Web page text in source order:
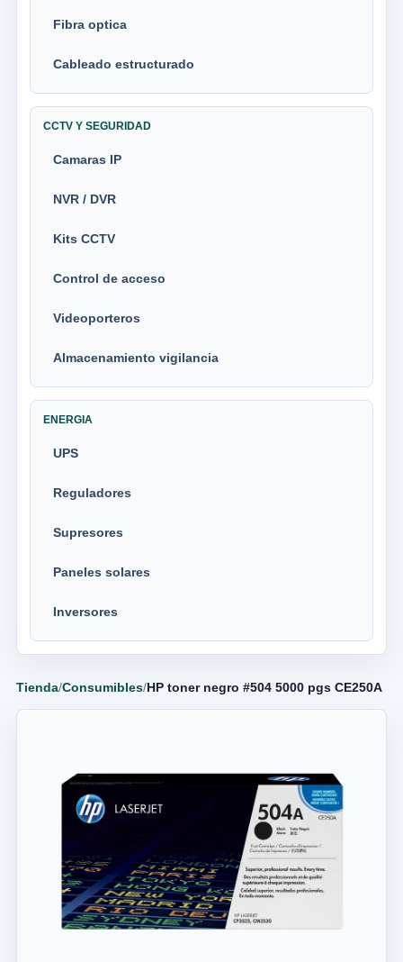
Fibra optica
Cableado estructurado
CCTV Y SEGURIDAD
Camaras IP
NVR / DVR
Kits CCTV
Control de acceso
Videoporteros
Almacenamiento vigilancia
ENERGIA
UPS
Reguladores
Supresores
Paneles solares
Inversores
Tienda/Consumibles/HP toner negro #504 5000 pgs CE250A